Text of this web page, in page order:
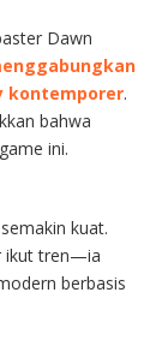
Dawn
kontemporer.
bahwa
ini.
kuat.
ikut tren—ia
berbasis